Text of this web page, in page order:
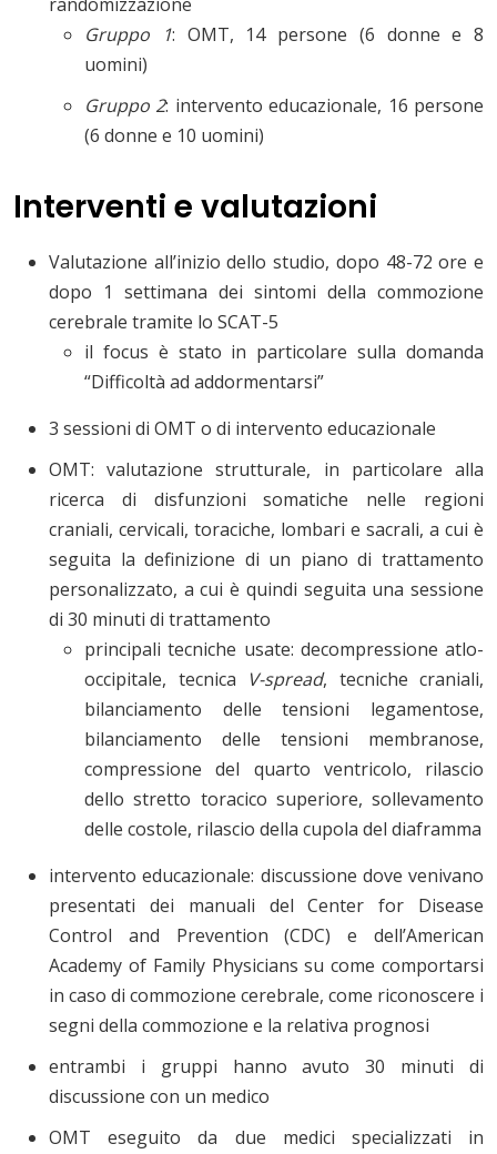
randomizzazione
Gruppo 1: OMT, 14 persone (6 donne e 8
uomini)
Gruppo 2: intervento educazionale, 16 persone
(6 donne e 10 uomini)
Interventi e valutazioni
Valutazione all’inizio dello studio, dopo 48-72 ore e
dopo 1 settimana dei sintomi della commozione
cerebrale tramite lo SCAT-5
il focus è stato in particolare sulla domanda
“Difficoltà ad addormentarsi”
3 sessioni di OMT o di intervento educazionale
OMT: valutazione strutturale, in particolare alla
ricerca di disfunzioni somatiche nelle regioni
craniali, cervicali, toraciche, lombari e sacrali, a cui è
seguita la definizione di un piano di trattamento
personalizzato, a cui è quindi seguita una sessione
di 30 minuti di trattamento
principali tecniche usate: decompressione atlo-
occipitale, tecnica
V-spread, tecniche craniali,
bilanciamento delle tensioni legamentose,
bilanciamento delle tensioni membranose,
compressione del quarto ventricolo, rilascio
dello stretto toracico superiore, sollevamento
delle costole, rilascio della cupola del diaframma
intervento educazionale: discussione dove venivano
presentati dei manuali del Center for Disease
Control and Prevention (CDC) e dell’American
Academy of Family Physicians su come comportarsi
in caso di commozione cerebrale, come riconoscere i
segni della commozione e la relativa prognosi
entrambi i gruppi hanno avuto 30 minuti di
discussione con un medico
OMT eseguito da due medici specializzati in